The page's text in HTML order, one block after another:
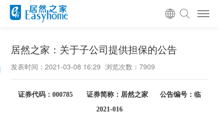
居然之家：关于子公司提供担保的公告
发表时间：2021-03-08 16:29 浏览次数：7909
证券代码： 000785 证券简称：居然之家 公告编号：临
2021-016